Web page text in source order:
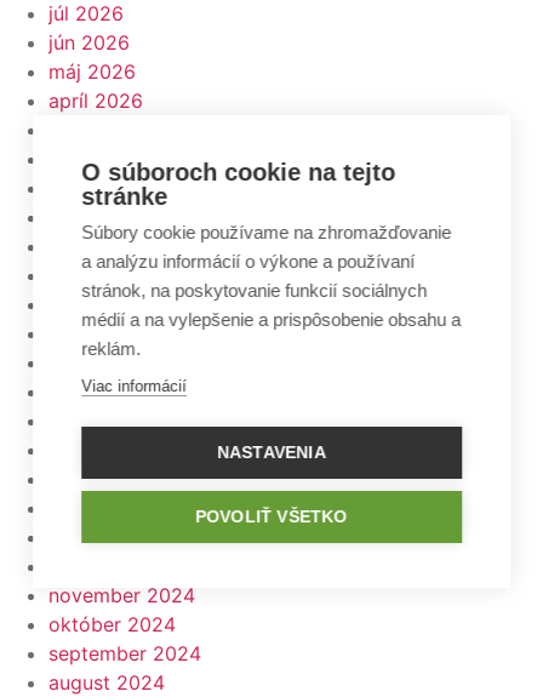
júl 2026
jún 2026
máj 2026
apríl 2026
február 2026
január 2026
november 2025
október 2025
september 2025
august 2025
júl 2025
jún 2025
máj 2025
marec 2025
január 2025
november 2024
október 2024
september 2024
august 2024
O súboroch cookie na tejto
stránke
Súbory cookie používame na zhromažďovanie
a analýzu informácií o výkone a používaní
stránok, na poskytovanie funkcií sociálnych
médií a na vylepšenie a prispôsobenie obsahu a
reklám.
Viac informácií
NASTAVENIA
POVOLIŤ VŠETKO